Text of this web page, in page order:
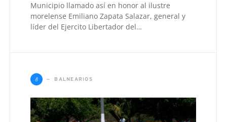
Municipio llamado así en honor al ilustre
morelense Emiliano Zapata Salazar, general y
líder del Ejercito Libertador del…
B BALNEARIOS